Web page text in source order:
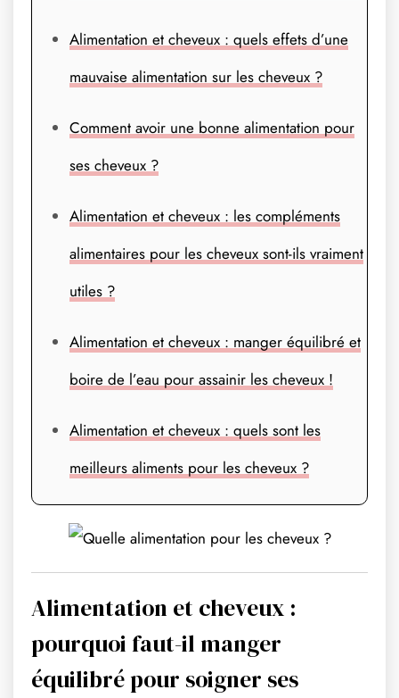
Alimentation et cheveux : quels effets d’une
mauvaise alimentation sur les cheveux ?
Comment avoir une bonne alimentation pour
ses cheveux ?
Alimentation et cheveux : les compléments
alimentaires pour les cheveux sont-ils vraiment
utiles ?
Alimentation et cheveux : manger équilibré et
boire de l’eau pour assainir les cheveux !
Alimentation et cheveux : quels sont les
meilleurs aliments pour les cheveux ?
Alimentation et cheveux :
pourquoi faut-il manger
équilibré pour soigner ses